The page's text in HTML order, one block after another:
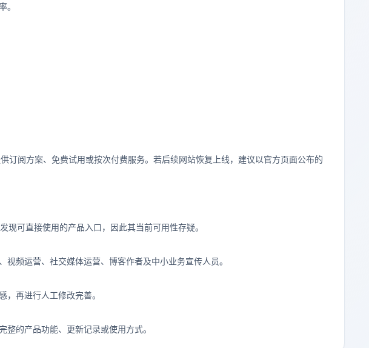
。
订阅方案、免费试用或按次付费服务。若后续网站恢复上线，建议以官方页面公布的
现可直接使用的产品入口，因此其当前可用性存疑。
频运营、社交媒体运营、博客作者及中小业务宣传人员。
再进行人工修改完善。
的产品功能、更新记录或使用方式。